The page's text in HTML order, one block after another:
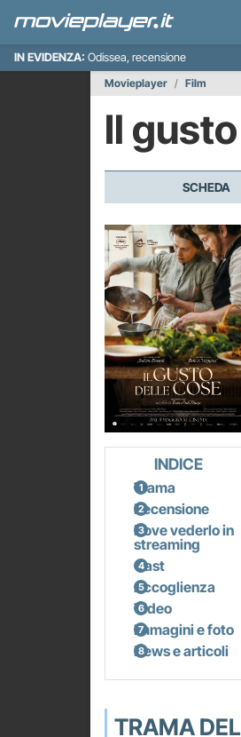
IN EVIDENZA: Odissea, recensione
Movieplayer
Film
Il
SCHEDA
INDICE
Trama
Recensione
Dove vederlo in
streaming
Cast
Accoglienza
Video
Immagini e foto
News e articoli
TRAMA